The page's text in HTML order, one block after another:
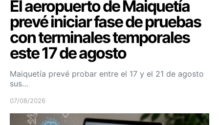
El aeropuerto de Maiquetía
prevé iniciar fase de pruebas
con terminales temporales
este 17 de agosto
Maiquetía prevé probar entre el 17 y el 21 de agosto
sus…
07/08/2026